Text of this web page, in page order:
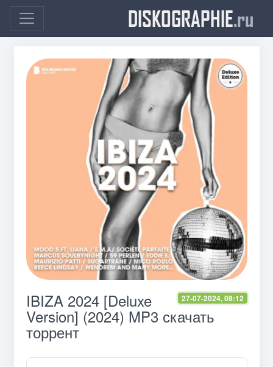
DISKOGRAPHIE.ru
27-07-2024, 08:12
IBIZA 2024 [Deluxe
Version] (2024) MP3 скачать
торрент